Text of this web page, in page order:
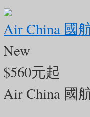
折扣碼
2
4 days ago
Air China 國
New
$560元起
Air China 國